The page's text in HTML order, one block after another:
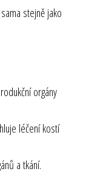
stejně jako
orgány
léčení kostí
a tkání.